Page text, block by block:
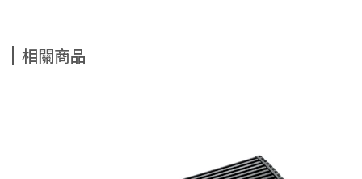
相關商品